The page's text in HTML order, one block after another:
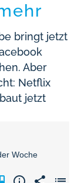
bringt jetzt
Aber
Netflix
jetzt